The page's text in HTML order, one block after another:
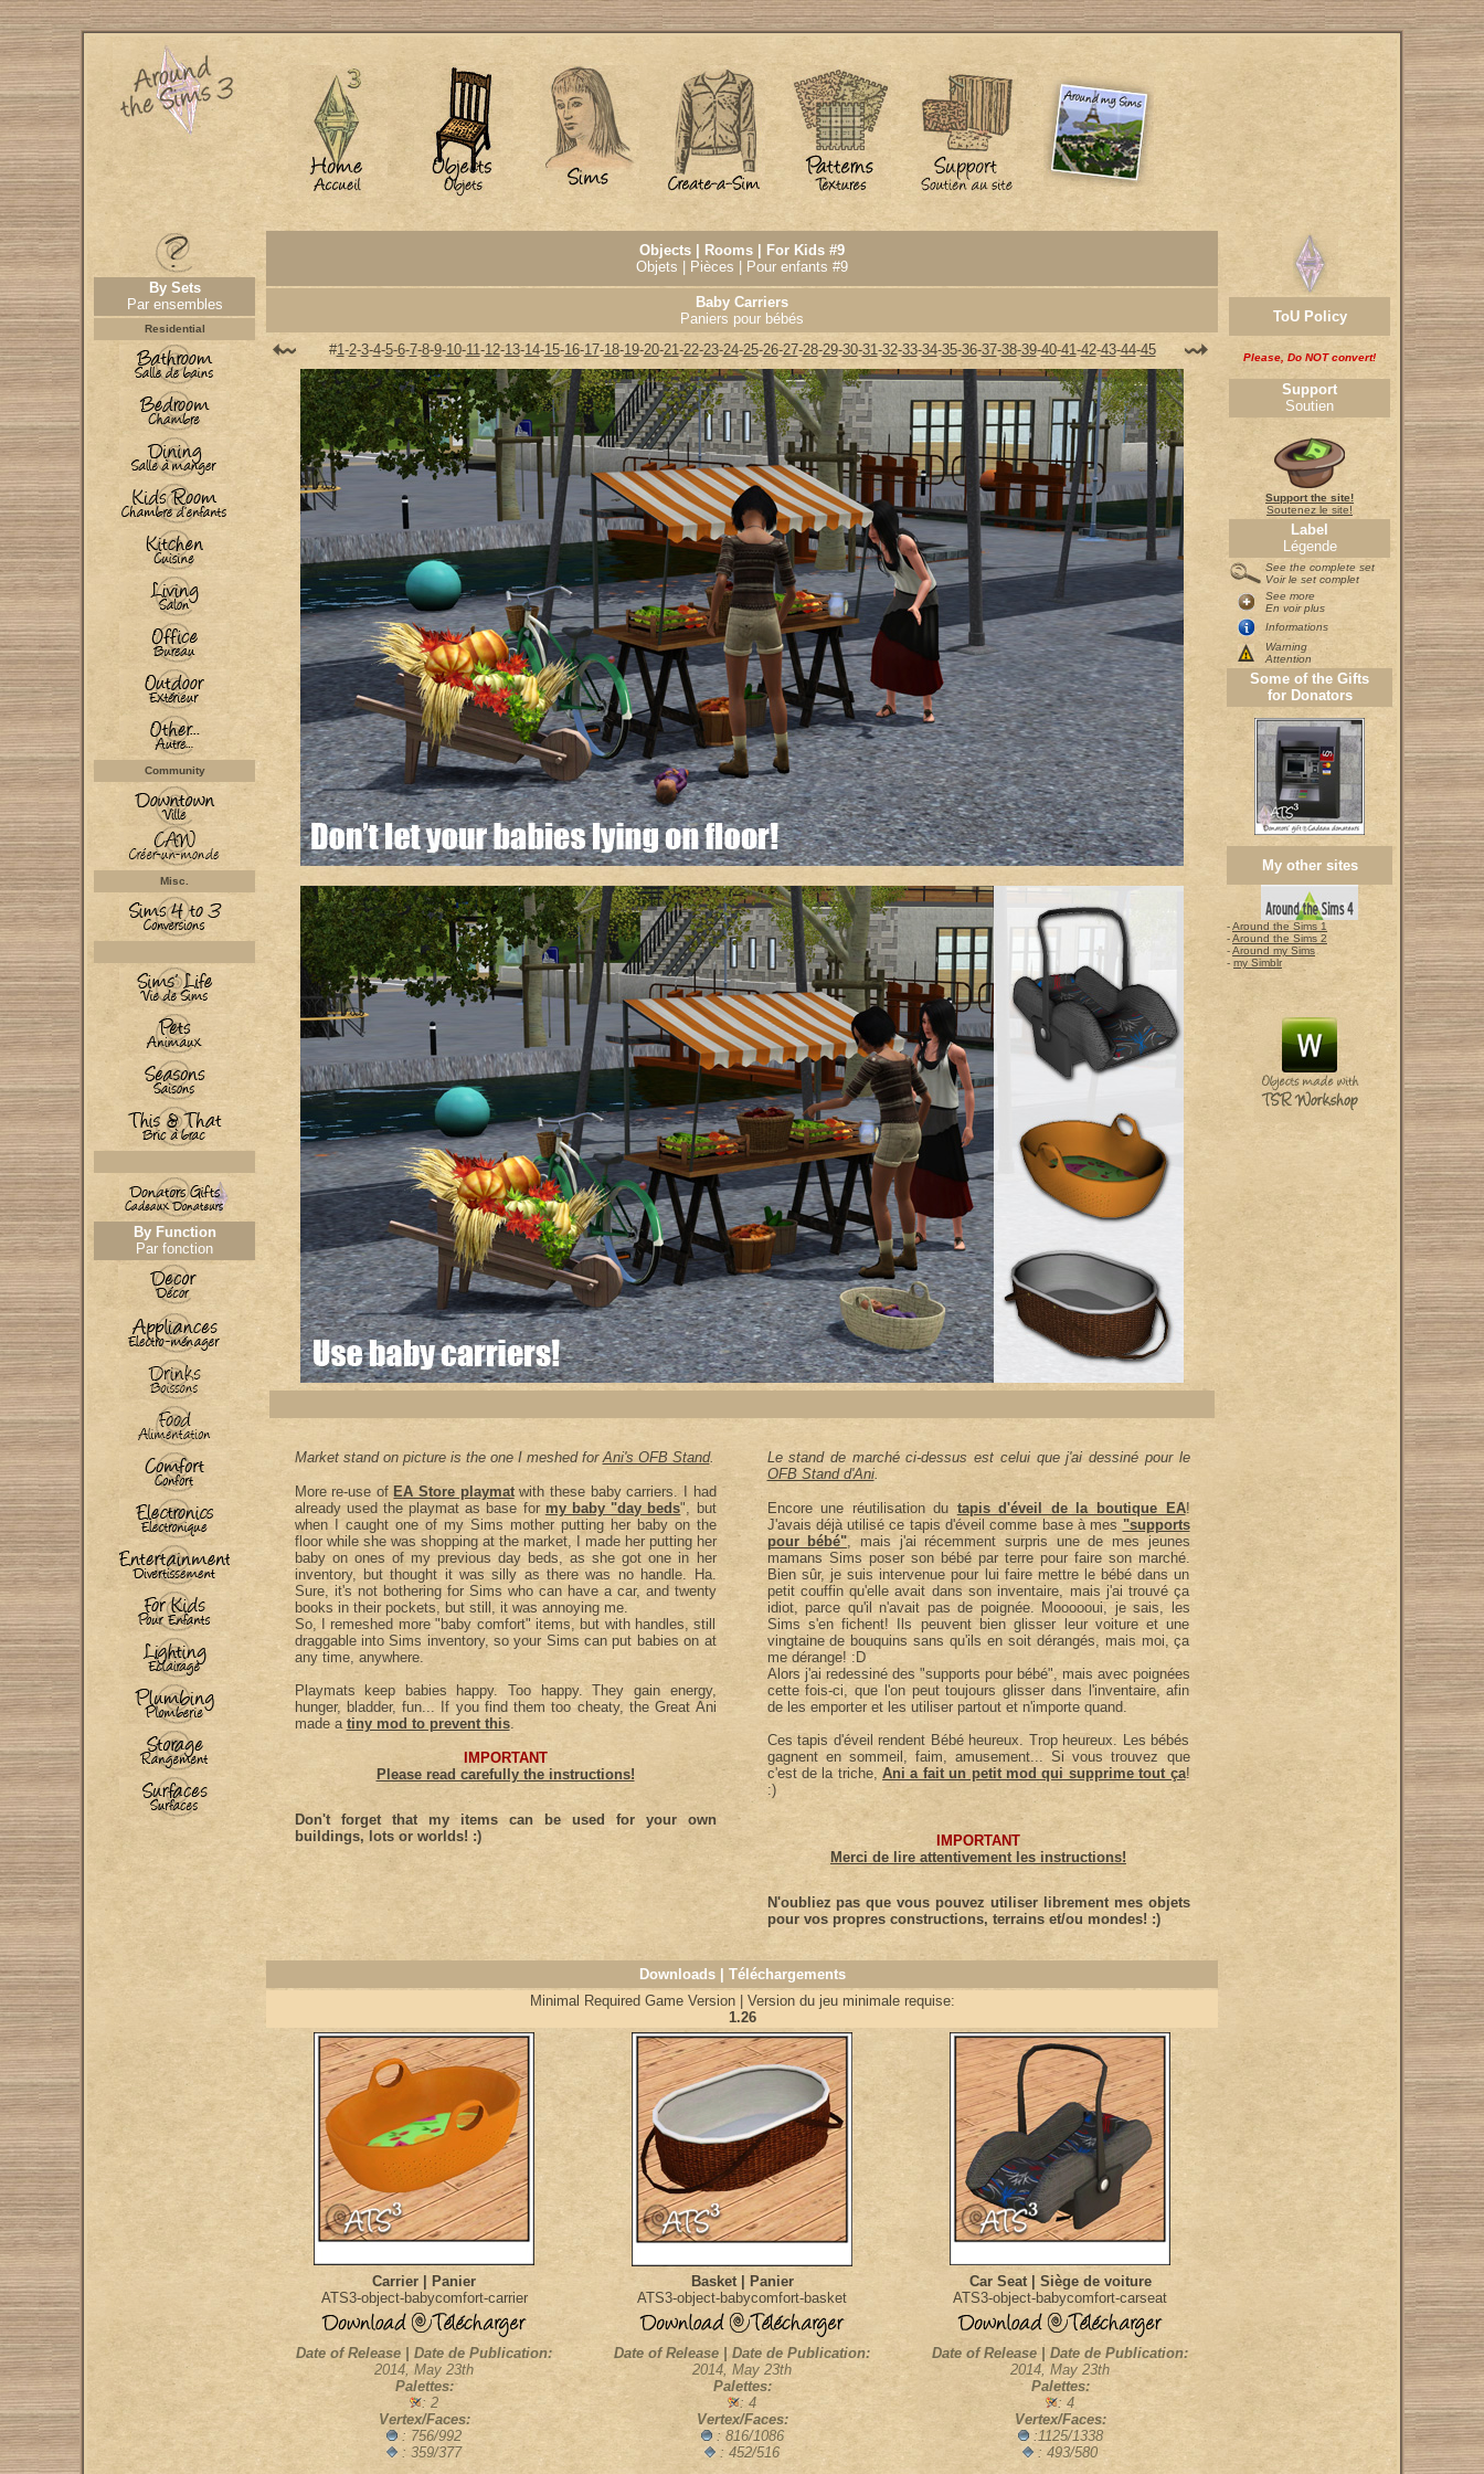
By Sets
Par ensembles
Residential
Community
Misc.
By Function
Par fonction
Objects | Rooms | For Kids #9
Objets | Pièces | Pour enfants #9
Baby Carriers
Paniers pour bébés
#1-2-3-4-5-6-7-8-9-10-11-12-13-14-15-16-17-18-19-20-21-22-23-24-25-26-27-28-29-30-31-32-33-34-35-36-37-38-39-40-41-42-43-44-45
Market stand on picture is the one I meshed forAni's OFB Stand.
More re-use of EA Store playmatwith these baby carriers. I had
already used the playmat as base for my baby "day beds", but
when I caught one of my Sims mother putting her baby on the
floor while she was shopping at the market, I made her putting her
baby on ones of my previous day beds, as she got one in her
inventory, but thought it was silly as there was no handle. Ha.
Sure, it's not bothering for Sims who can have a car, and twenty
books in their pockets, but still, it was annoying me.
So, I remeshed more "baby comfort" items, but with handles, still
draggable into Sims inventory, so your Sims can put babies on at
any time, anywhere.
Playmats keep babies happy. Too happy. They gain energy,
hunger, bladder, fun... If you find them too cheaty, the Great Ani
made a tiny mod to prevent this.
IMPORTANT
Please read carefully the instructions!
Don't forget that my items can be used for your own
buildings, lots or worlds! :)
Le stand de marché ci-dessus est celui que j'ai dessiné pour le
OFB Stand d'Ani.
Encore une réutilisation du tapis d'éveil de la boutique EA!
J'avais déjà utilisé ce tapis d'éveil comme base à mes "supports
pour bébé", mais j'ai récemment surpris une de mes jeunes
mamans Sims poser son bébé par terre pour faire son marché.
Bien sûr, je suis intervenue pour lui faire mettre le bébé dans un
petit couffin qu'elle avait dans son inventaire, mais j'ai trouvé ça
idiot, parce qu'il n'avait pas de poignée. Moooooui, je sais, les
Sims s'en fichent! Ils peuvent bien glisser leur voiture et une
vingtaine de bouquins sans qu'ils en soit dérangés, mais moi, ça
me dérange! :D
Alors j'ai redessiné des "supports pour bébé", mais avec poignées
cette fois-ci, que l'on peut toujours glisser dans l'inventaire, afin
de les emporter et les utiliser partout et n'importe quand.
Ces tapis d'éveil rendent Bébé heureux. Trop heureux. Les bébés
gagnent en sommeil, faim, amusement... Si vous trouvez que
c'est de la triche,Ani a fait un petit mod qui supprime tout ça!
:)
IMPORTANT
Merci de lire attentivement les instructions!
N'oubliez pas que vous pouvez utiliser librement mes objets
pour vos propres constructions, terrains et/ou mondes! :)
Downloads | Téléchargements
Minimal Required Game Version | Version du jeu minimale requise:
1.26
Carrier | Panier
ATS3-object-babycomfort-carrier
Basket | Panier
ATS3-object-babycomfort-basket
Car Seat | Siège de voiture
ATS3-object-babycomfort-carseat
Date of Release | Date de Publication:
2014, May 23th
Palettes:
: 2
Vertex/Faces:
: 756/992
: 359/377
Date of Release | Date de Publication:
2014, May 23th
Palettes:
: 4
Vertex/Faces:
: 816/1086
: 452/516
Date of Release | Date de Publication:
2014, May 23th
Palettes:
: 4
Vertex/Faces:
:1125/1338
: 493/580
ToU Policy
Please, Do NOT convert!
Support
Soutien
Support the site!
Soutenez le site!
Label
Légende
See the complete set
Voir le set complet
See more
En voir plus
Informations
Warning
Attention
Some of the Gifts
for Donators
My other sites
-Around the Sims 1
-Around the Sims 2
-Around my Sims
- my Simblr